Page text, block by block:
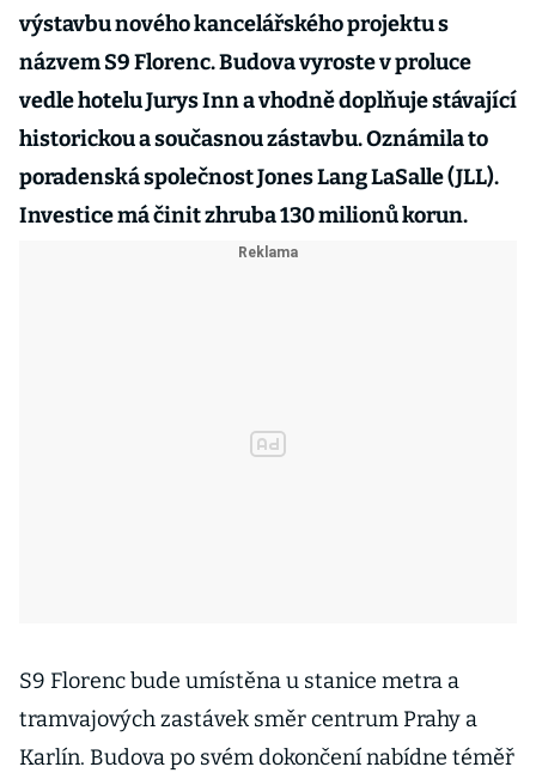
výstavbu nového kancelářského projektu s
názvem S9 Florenc. Budova vyroste v proluce
vedle hotelu Jurys Inn a vhodně doplňuje stávající
historickou a současnou zástavbu. Oznámila to
poradenská společnost Jones Lang LaSalle (JLL).
Investice má činit zhruba 130 milionů korun.
S9 Florenc bude umístěna u stanice metra a
tramvajových zastávek směr centrum Prahy a
Karlín. Budova po svém dokončení nabídne téměř